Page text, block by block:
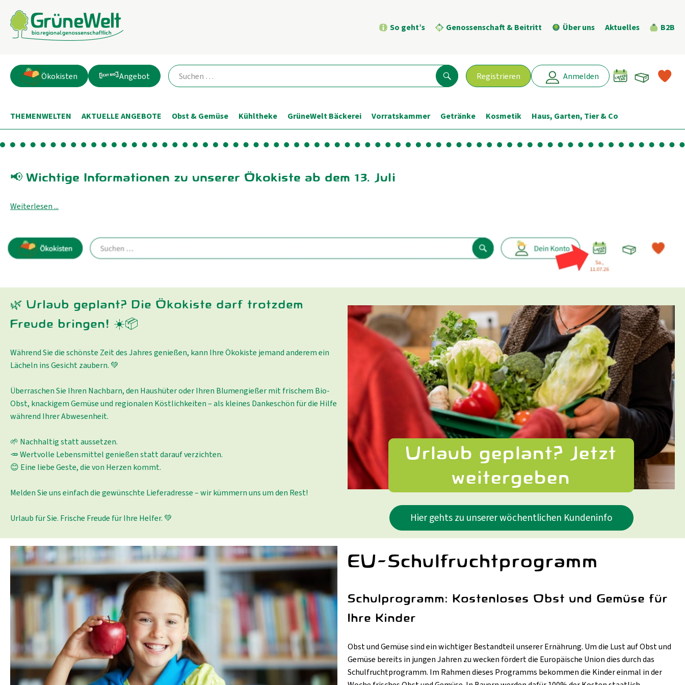
So geht’s Genossenschaft & Beitritt Über uns Aktuelles B2B
Registrieren Anmelden
Suchen
Ökokisten Angebot
THEMENWELTEN AKTUELLE ANGEBOTE Obst & Gemüse Kühltheke GrüneWelt Bäckerei Vorratskammer Getränke Kosmetik Haus, Garten, Tier & Co
📢Wichtige Informationen zu unserer Ökokiste ab dem 13. Juli
Weiterlesen ...
🌿 Urlaub geplant? Die Ökokiste darf trotzdem
Freude bringen! ☀️📦
Während Sie die schönste Zeit des Jahres genießen, kann Ihre Ökokiste jemand anderem ein
Lächeln ins Gesicht zaubern. 💚
Überraschen Sie Ihren Nachbarn, den Haushüter oder Ihren Blumengießer mit frischem Bio-
Obst, knackigem Gemüse und regionalen Köstlichkeiten – als kleines Dankeschön für die Hilfe
während Ihrer Abwesenheit.
🌱 Nachhaltig statt aussetzen.
🥕 Wertvolle Lebensmittel genießen statt darauf verzichten.
😊 Eine liebe Geste, die von Herzen kommt.
Melden Sie uns einfach die gewünschte Lieferadresse – wir kümmern uns um den Rest!
Urlaub für Sie. Frische Freude für Ihre Helfer. 💚
Urlaub geplant? Jetzt
weitergeben
Hier gehts zu unserer wöchentlichen Kundeninfo
EU-Schulfruchtprogramm
Schulprogramm: Kostenloses Obst und Gemüse für
Ihre Kinder
Obst und Gemüse sind ein wichtiger Bestandteil unserer Ernährung. Um die Lust auf Obst und
Gemüse bereits in jungen Jahren zu wecken fördert die Europäische Union dies durch das
Schulfruchtprogramm. Im Rahmen dieses Programms bekommen die Kinder einmal in der